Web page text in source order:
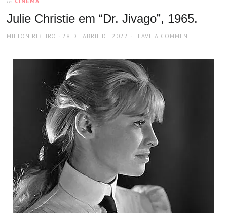
Julie Christie em “Dr. Jivago”, 1965.
AUTHOR
MILTON RIBEIRO
POSTED
28 DE ABRIL DE 2022 LEAVE A COMMENT